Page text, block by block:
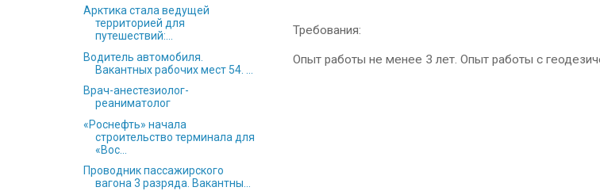
Требования:
Опыт работы не менее 3 лет. Опыт работы с
Арктика стала ведущей
территорией для
путешествий:...
Водитель автомобиля.
Вакантных рабочих мест 54. ...
Врач-анестезиолог-
реаниматолог
«Роснефть» начала
строительство терминала для
«Вос...
Проводник пассажирского
вагона 3 разряда. Вакантны...